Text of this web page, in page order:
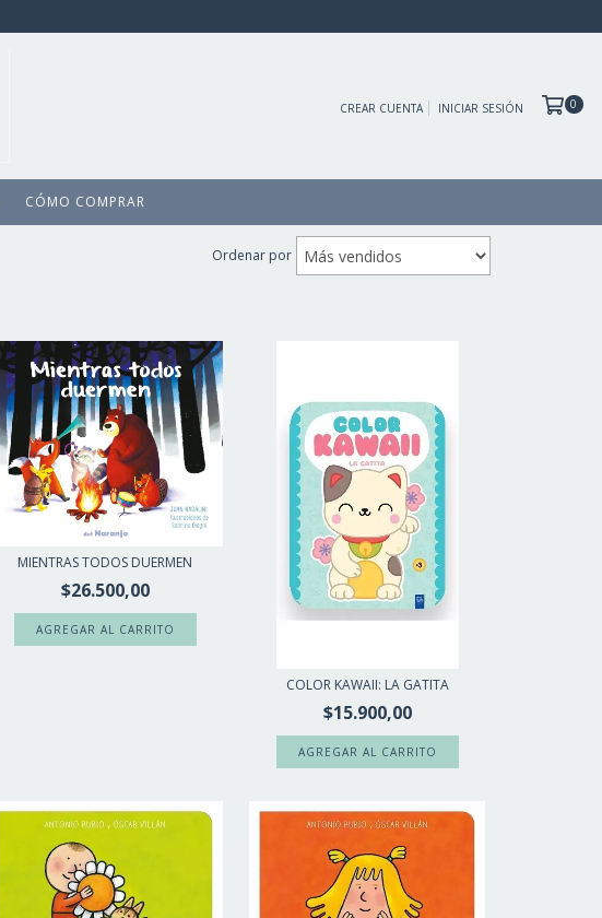
CREAR CUENTA INICIAR SESIÓN 0
CÓMO COMPRAR
Ordenar por
MIENTRAS TODOS DUERMEN
$26.500,00
COLOR KAWAII: LA GATITA
$15.900,00